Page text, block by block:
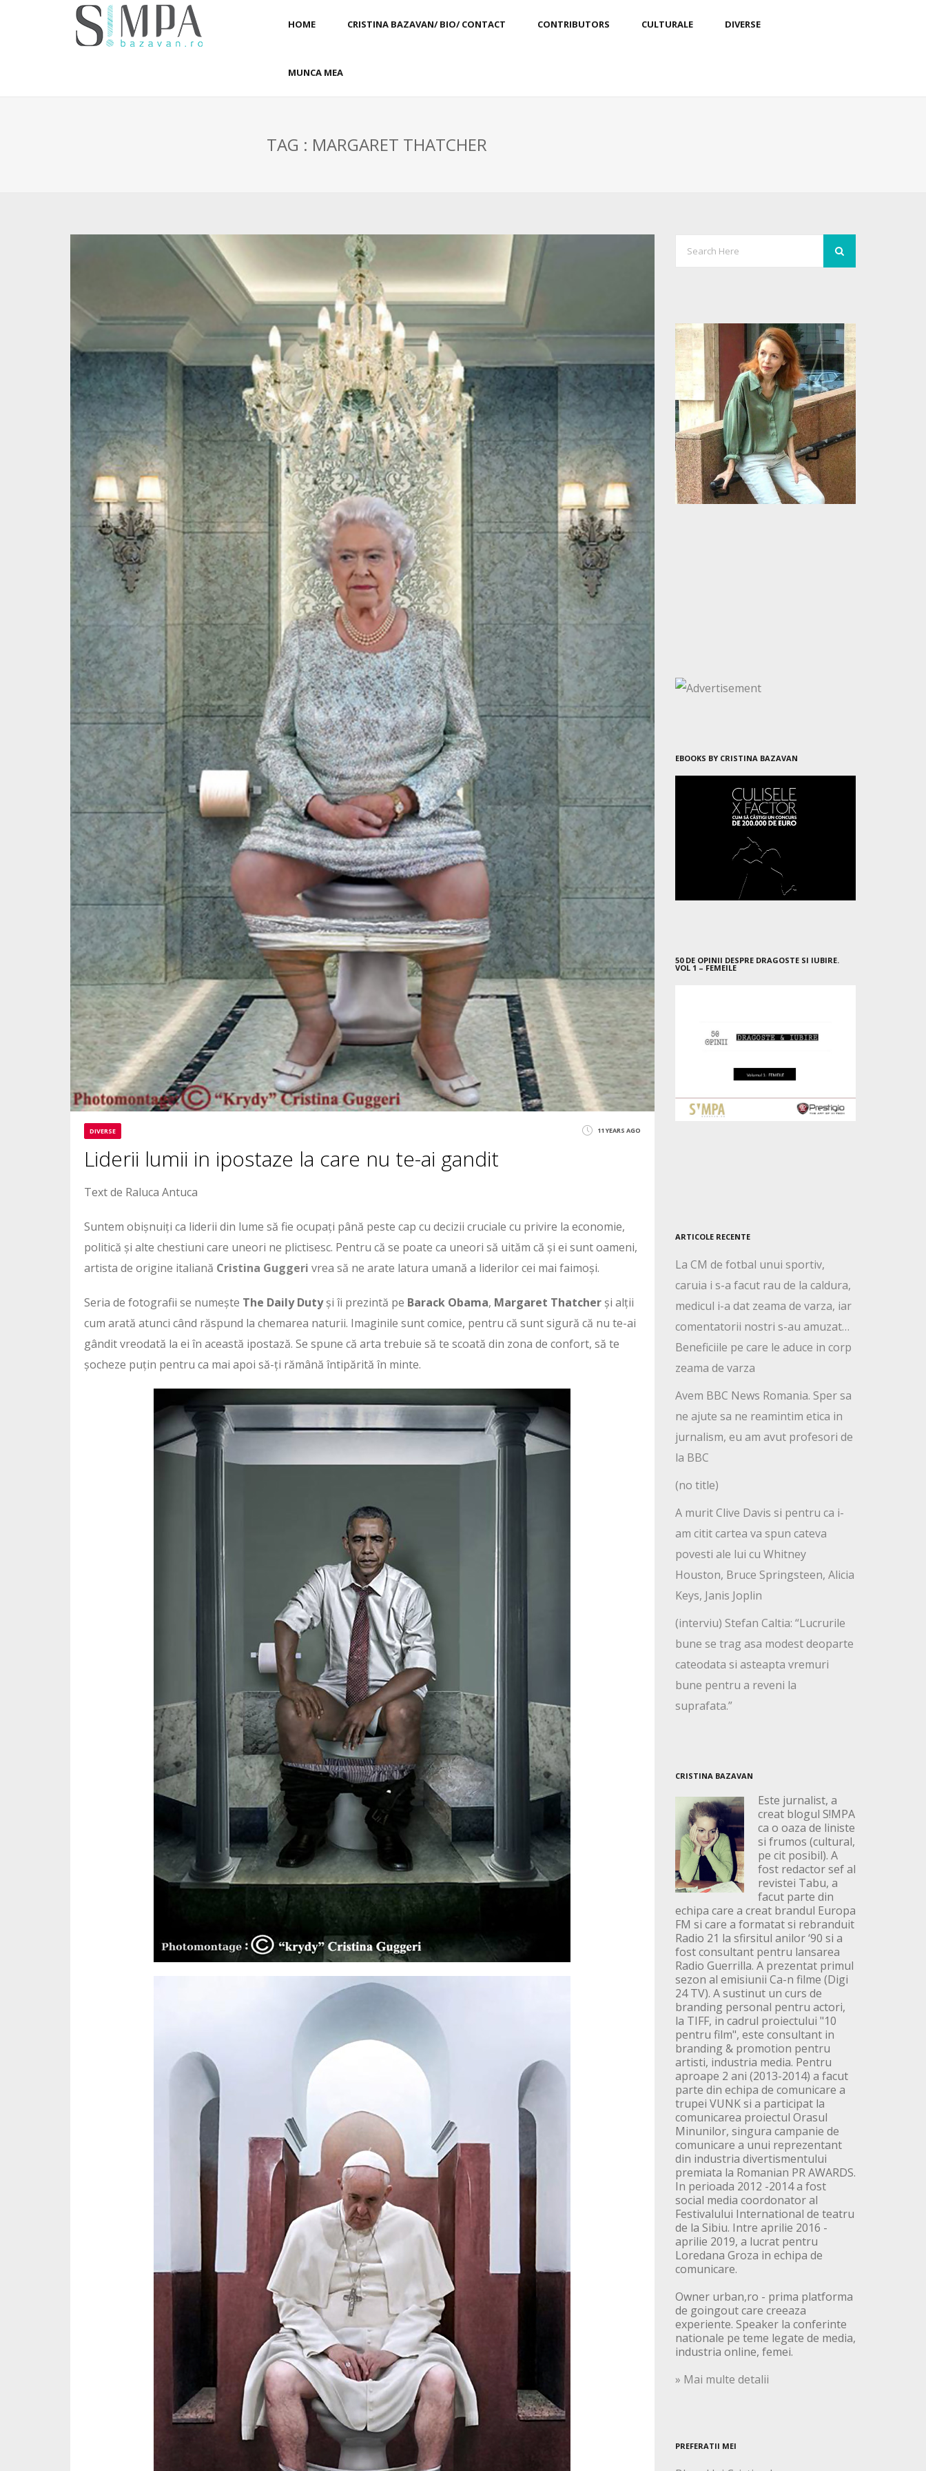
HOME CRISTINA BAZAVAN/ BIO/ CONTACT CONTRIBUTORS CULTURALE DIVERSE
MUNCA MEA
TAG : MARGARET THATCHER
DIVERSE 11 YEARS AGO
Liderii lumii in ipostaze la care nu te-ai gandit
Text de Raluca Antuca
Suntem obișnuiți ca liderii din lume să fie ocupați până peste cap cu decizii cruciale cu privire la economie,
politică și alte chestiuni care uneori ne plictisesc. Pentru că se poate ca uneori să uităm că și ei sunt oameni,
artista de origine italiană Cristina Guggeri vrea să ne arate latura umană a liderilor cei mai faimoși.
Seria de fotografii se numește The Daily Dutyși îi prezintă pe Barack Obama, Margaret Thatcher și alții
cum arată atunci când răspund la chemarea naturii. Imaginile sunt comice, pentru că sunt sigură că nu te-ai
gândit vreodată la ei în această ipostază. Se spune că arta trebuie să te scoată din zona de confort, să te
șocheze puțin pentru ca mai apoi să-ți rămână întipărită în minte.
EBOOKS BY CRISTINA BAZAVAN
50 DE OPINII DESPRE DRAGOSTE SI IUBIRE.
VOL 1 – FEMEILE
ARTICOLE RECENTE
La CM de fotbal unui sportiv,
caruia i s-a facut rau de la caldura,
medicul i-a dat zeama de varza, iar
comentatorii nostri s-au amuzat…
Beneficiile pe care le aduce in corp
zeama de varza
Avem BBC News Romania. Sper sa
ne ajute sa ne reamintim etica in
jurnalism, eu am avut profesori de
la BBC
(no title)
A murit Clive Davis si pentru ca i-
am citit cartea va spun cateva
povesti ale lui cu Whitney
Houston, Bruce Springsteen, Alicia
Keys, Janis Joplin
(interviu) Stefan Caltia: “Lucrurile
bune se trag asa modest deoparte
cateodata si asteapta vremuri
bune pentru a reveni la
suprafata.”
CRISTINA BAZAVAN
Este jurnalist, a
creat blogul S!MPA
ca o oaza de liniste
si frumos (cultural,
pe cit posibil). A
fost redactor sef al
revistei Tabu, a
facut parte din
echipa care a creat brandul Europa
FM si care a formatat si rebranduit
Radio 21 la sfirsitul anilor ‘90 si a
fost consultant pentru lansarea
Radio Guerrilla. A prezentat primul
sezon al emisiunii Ca-n filme (Digi
24 TV). A sustinut un curs de
branding personal pentru actori,
la TIFF, in cadrul proiectului "10
pentru film", este consultant in
branding & promotion pentru
artisti, industria media. Pentru
aproape 2 ani (2013-2014) a facut
parte din echipa de comunicare a
trupei VUNK si a participat la
comunicarea proiectul Orasul
Minunilor, singura campanie de
comunicare a unui reprezentant
din industria divertismentului
premiata la Romanian PR AWARDS.
In perioada 2012 -2014 a fost
social media coordonator al
Festivalului International de teatru
de la Sibiu. Intre aprilie 2016 -
aprilie 2019, a lucrat pentru
Loredana Groza in echipa de
comunicare.
Owner urban,ro - prima platforma
de goingout care creeaza
experiente. Speaker la conferinte
nationale pe teme legate de media,
industria online, femei.
» Mai multe detalii
PREFERATII MEI